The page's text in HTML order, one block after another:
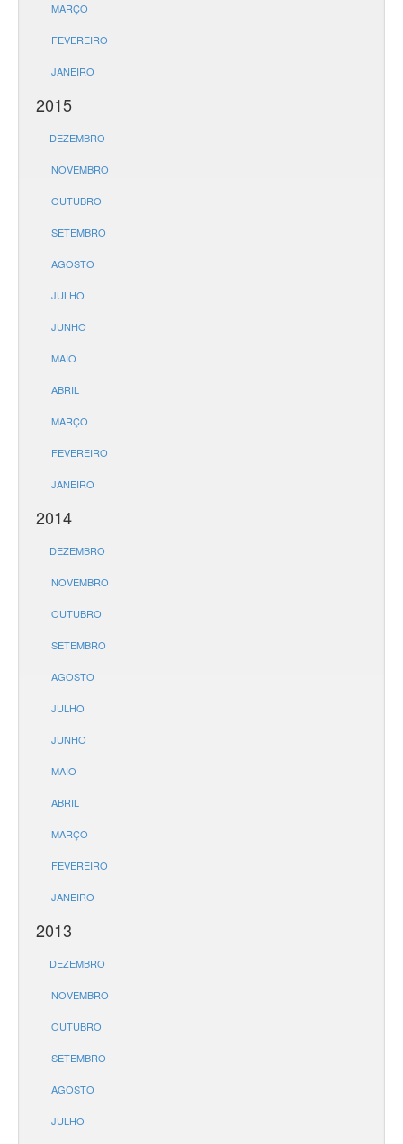
MARÇO
FEVEREIRO
JANEIRO
2015
DEZEMBRO
NOVEMBRO
OUTUBRO
SETEMBRO
AGOSTO
JULHO
JUNHO
MAIO
ABRIL
MARÇO
FEVEREIRO
JANEIRO
2014
DEZEMBRO
NOVEMBRO
OUTUBRO
SETEMBRO
AGOSTO
JULHO
JUNHO
MAIO
ABRIL
MARÇO
FEVEREIRO
JANEIRO
2013
DEZEMBRO
NOVEMBRO
OUTUBRO
SETEMBRO
AGOSTO
JULHO